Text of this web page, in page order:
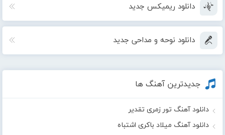
دانلود ریمیکس جدید
دانلود نوحه و مداحی جدید
جدیدترین آهنگ ها
دانلود آهنگ تور زمری تقدیر
دانلود آهنگ میلاد باکری اشتباه